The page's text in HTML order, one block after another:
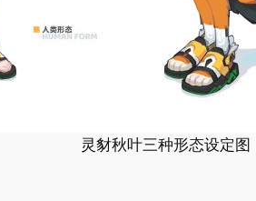
灵豺秋叶三种形态设定图 |